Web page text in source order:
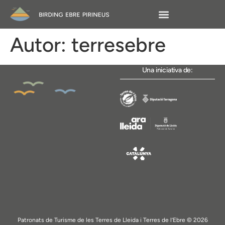
Autor: terresebre
Una iniciativa de:
Patronats de Turisme de les Terres de Lleida i Terres de l’Ebre © 2026